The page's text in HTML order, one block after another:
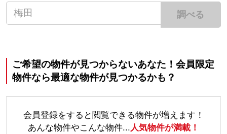
調べる
ご希望の物件が見つからないあなた！会員限定
物件なら最適な物件が見つかるかも？
会員登録をすると閲覧できる物件が増えます！
あんな物件やこんな物件... 人気物件が満載！